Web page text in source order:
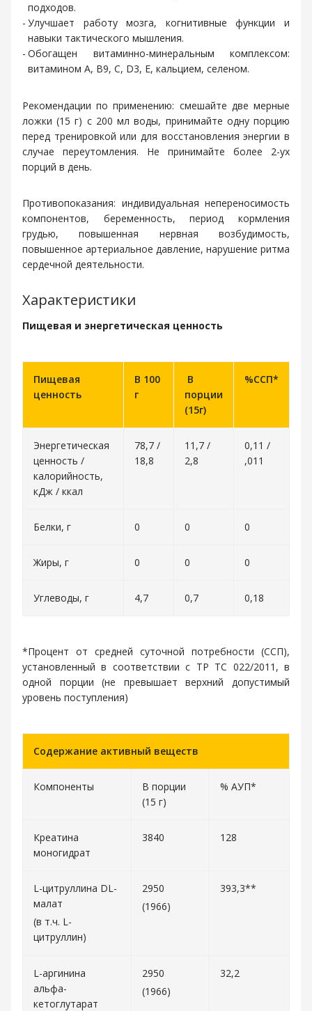
подходов.
Улучшает работу мозга, когнитивные функции и
навыки тактического мышления.
Обогащен витаминно-минеральным комплексом:
витамином А, В9, С, D3, Е, кальцием, селеном.
Рекомендации по применению: смешайте две мерные
ложки (15 г) с 200 мл воды, принимайте одну порцию
перед тренировкой или для восстановления энергии в
случае переутомления. Не принимайте более 2-ух
порций в день.
Противопоказания: индивидуальная непереносимость
компонентов, беременность, период кормления
грудью, повышенная нервная возбудимость,
повышенное артериальное давление, нарушение ритма
сердечной деятельности.
Характеристики
Пищевая и энергетическая ценность
Пищевая
ценность
В 100
г
В
порции
(15г)
%ССП*
Энергетическая
ценность /
калорийность,
кДж / ккал
78,7 /
18,8
11,7 /
2,8
0,11 /
,011
Белки, г 0 0 0
Жиры, г 0 0 0
Углеводы, г 4,7 0,7 0,18
*Процент от средней суточной потребности (ССП),
установленный в соответствии с ТР ТС 022/2011, в
одной порции (не превышает верхний допустимый
уровень поступления)
Содержание активный веществ
Компоненты
В порции
(15 г)
% АУП*
Креатина
моногидрат
3840 128
L-цитруллина DL-
малат
(в т.ч. L-
цитруллин)
2950
(1966)
393,3**
L-аргинина
альфа-
кетоглутарат
2950
(1966)
32,2